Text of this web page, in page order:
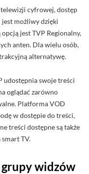
telewizji cyfrowej, dostęp
możliwy dzięki
jest TVP Regionalny,
anten. Dla wielu osób,
alternatywę.
udostępnia swoje treści
oglądać zarówno
Platforma VOD
w dostępie do treści,
treści dostępne są także
TV.
widzów